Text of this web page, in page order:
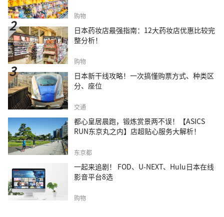
购物
日本药妆店最强指南：12大药妆店优惠比较完
整分析！
购物
日本新干线攻略！一次搞懂购票方式、种类区
分、座位
交通
都心皇居晨跑，锻炼赏景两不误！【ASICS
RUN东京丸之内】店超贴心服务大解析！
东京都
一起来追剧！ FOD、U-NEXT、Hulu日本在线
影音平台8选
购物